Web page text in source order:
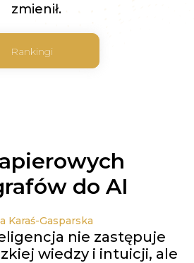
zmienił.
Rankingi
do AI
Karaś-Gasparska
nie zastępuje
wiedzy i intuicji, ale